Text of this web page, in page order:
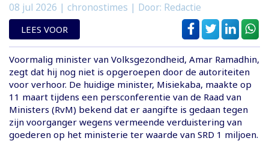
08 jul 2026 | chronostimes | Door: Redactie
LEES VOOR
Voormalig minister van Volksgezondheid, Amar Ramadhin,
zegt dat hij nog niet is opgeroepen door de autoriteiten
voor verhoor. De huidige minister, Misiekaba, maakte op
11 maart tijdens een persconferentie van de Raad van
Ministers (RvM) bekend dat er aangifte is gedaan tegen
zijn voorganger wegens vermeende verduistering van
goederen op het ministerie ter waarde van SRD 1 miljoen.